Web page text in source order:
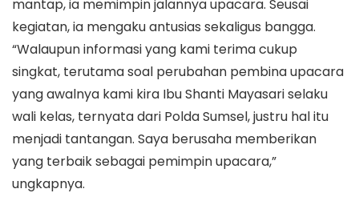
mantap, ia memimpin jalannya upacara. Seusai
kegiatan, ia mengaku antusias sekaligus bangga.
“Walaupun informasi yang kami terima cukup
singkat, terutama soal perubahan pembina upacara
yang awalnya kami kira Ibu Shanti Mayasari selaku
wali kelas, ternyata dari Polda Sumsel, justru hal itu
menjadi tantangan. Saya berusaha memberikan
yang terbaik sebagai pemimpin upacara,”
ungkapnya.